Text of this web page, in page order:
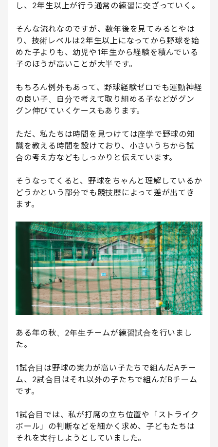
し、2年生以上が行う通常の練習に交ざっていく。
そんな流れなのですが、数年後を見てみるとやは
り、技術レベルは2年生以上になってから野球を始
めた子よりも、幼児や1年生から経験を積んでいる
子のほうが高いことが大半です。
もちろん例外もあって、野球経験ゼロでも運動神経
の良い子、自分で考えて取り組める子などがグン
グン伸びていくケースもあります。
ただ、私たちは時間を見つけては座学で野球の知
識を教える時間を設けており、小さいうちから試
合の考え方などもしっかりと伝えています。
そうなってくると、野球をちゃんと理解しているか
どうかという部分でも競技歴によって差が出てき
ます。
ある年の秋、2年生チームが練習試合を行いまし
た。
1試合目は野球の実力が高い子たちで組んだAチー
ム、2試合目はそれ以外の子たちで組んだBチーム
です。
1試合目では、私が打席の立ち位置や「ストライク
ボール」の判断などを細かく求め、子どもたちは
それを実行しようとしていました。